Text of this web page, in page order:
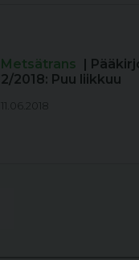
Metsätrans |
2/2018: Puu liikkuu
11.06.2018